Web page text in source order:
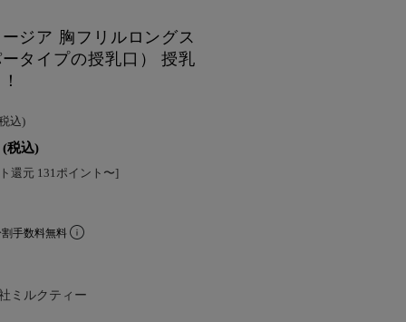
ジア 胸フリルロングス
タイプの授乳口） 授乳
込)
(税込)
還元 131ポイント〜]
手数料無料
ミルクティー